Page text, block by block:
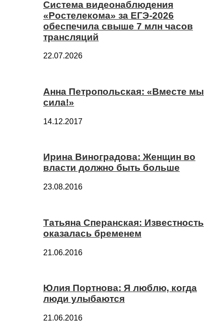
Система видеонаблюдения
«Ростелекома» за ЕГЭ-2026
обеспечила свыше 7 млн часов
трансляций
22.07.2026
Анна Петропольская: «Вместе мы
сила!»
14.12.2017
Ирина Виноградова: Женщин во
власти должно быть больше
23.08.2016
Татьяна Сперанская: Известность
оказалась бременем
21.06.2016
Юлия Портнова: Я люблю, когда
люди улыбаются
21.06.2016